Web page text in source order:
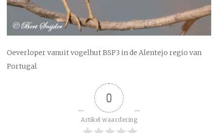
Oeverloper vanuit vogelhut BSP3 in de Alentejo regio van
Portugal
0
Artikel waardering